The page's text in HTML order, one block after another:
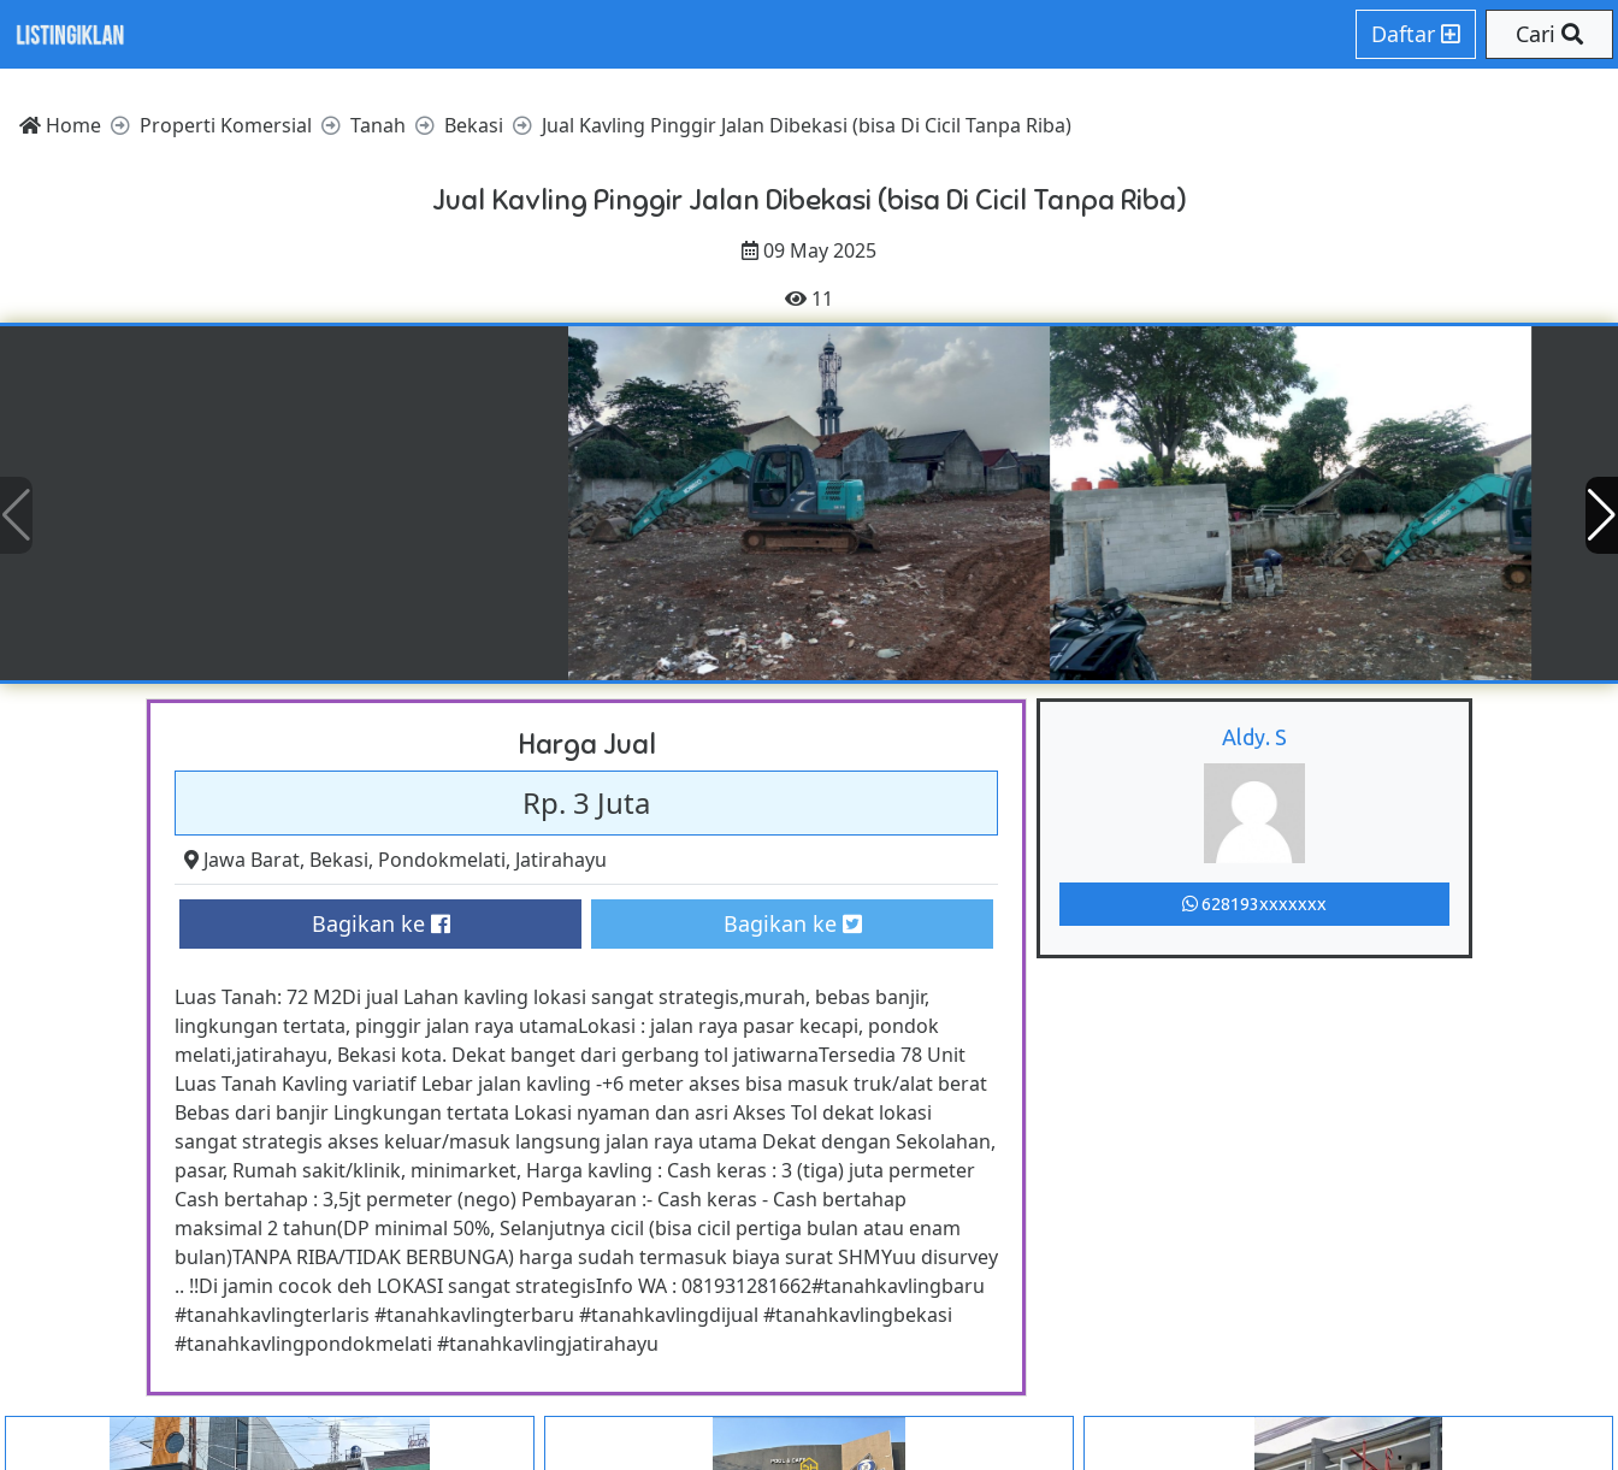
Daftar Cari
Home Properti Komersial Tanah Bekasi Jual Kavling Pinggir Jalan Dibekasi (bisa Di Cicil Tanpa Riba)
Jual Kavling Pinggir Jalan Dibekasi (bisa Di Cicil Tanpa Riba)
09 May 2025
11
Harga Jual
Rp. 3 Juta
Jawa Barat, Bekasi, Pondokmelati, Jatirahayu
Bagikan ke Bagikan ke
Luas Tanah: 72 M2Di jual Lahan kavling lokasi sangat strategis,murah, bebas banjir,
lingkungan tertata, pinggir jalan raya utamaLokasi : jalan raya pasar kecapi, pondok
melati,jatirahayu, Bekasi kota. Dekat banget dari gerbang tol jatiwarnaTersedia 78 Unit
Luas Tanah Kavling variatif Lebar jalan kavling -+6 meter akses bisa masuk truk/alat berat
Bebas dari banjir Lingkungan tertata Lokasi nyaman dan asri Akses Tol dekat lokasi
sangat strategis akses keluar/masuk langsung jalan raya utama Dekat dengan Sekolahan,
pasar, Rumah sakit/klinik, minimarket, Harga kavling : Cash keras : 3 (tiga) juta permeter
Cash bertahap : 3,5jt permeter (nego) Pembayaran :- Cash keras - Cash bertahap
maksimal 2 tahun(DP minimal 50%, Selanjutnya cicil (bisa cicil pertiga bulan atau enam
bulan)TANPA RIBA/TIDAK BERBUNGA) harga sudah termasuk biaya surat SHMYuu disurvey
.. !!Di jamin cocok deh LOKASI sangat strategisInfo WA : 081931281662#tanahkavlingbaru
#tanahkavlingterlaris #tanahkavlingterbaru #tanahkavlingdijual #tanahkavlingbekasi
#tanahkavlingpondokmelati #tanahkavlingjatirahayu
Aldy. S
628193xxxxxxx